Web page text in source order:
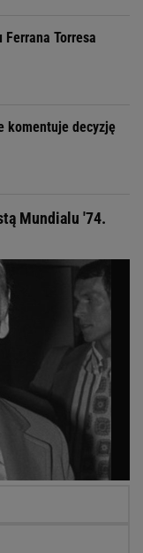
Torresa
komentuje decyzję
Mundialu '74.